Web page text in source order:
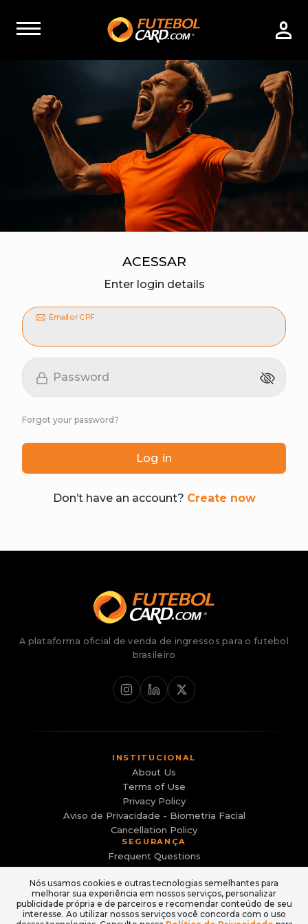
ACESSAR
Enter login details
Email or CPF
Password
Forgot your password?
Log in
Don’t have an account? Create now
A plataforma oficial de venda de ingressos para o futebol
brasileiro
INSTITUCIONAL
About Us
Terms of Use
Privacy Policy
Aviso de Privacidade - Biometria Facial
Cancellation Policy
SEGURANÇA
Frequent Questions
Canal de Denúncias
Evite sites falsos e golpes
ACESSO
Login
Nós usamos cookies e outras tecnologias semelhantes para
melhorar sua experiência em nossos serviços, personalizar
publicidade própria e de parceiros e recomendar conteúdo de seu
interesse. Ao utilizar nossos serviços você concorda com o uso